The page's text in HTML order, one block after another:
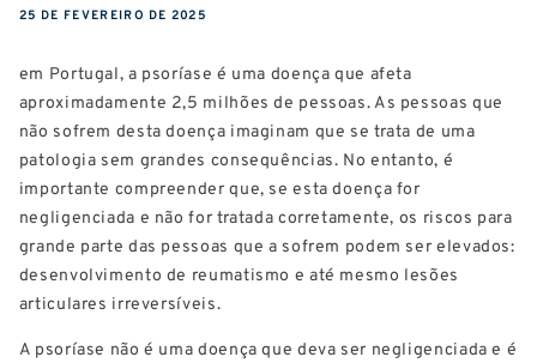
25 DE FEVEREIRO DE 2025
em Portugal, a psoríase é uma doença que afeta
aproximadamente 2,5 milhões de pessoas. As pessoas que
não sofrem desta doença imaginam que se trata de uma
patologia sem grandes consequências. No entanto, é
importante compreender que, se esta doença for
negligenciada e não for tratada corretamente, os riscos para
grande parte das pessoas que a sofrem podem ser elevados:
desenvolvimento de reumatismo e até mesmo lesões
articulares irreversíveis.
A psoríase não é uma doença que deva ser negligenciada e é